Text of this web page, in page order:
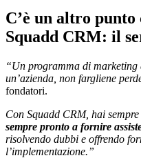
C’è un altro
Squadd CRM: il
“Un programma di
un’azienda, non fargliene
fondatori.
Con Squadd CRM, hai
sempre pronto a fornire
risolvendo dubbi e offrendo
l’implementazione.”